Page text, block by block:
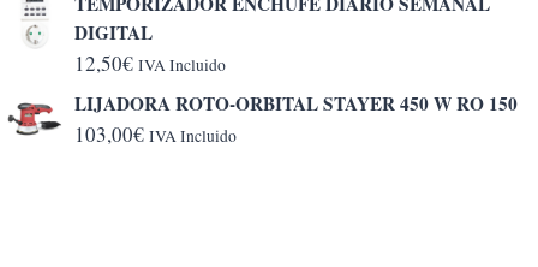
DIGITAL
12,50€ IVA Incluido
LIJADORA ROTO-ORBITAL STAYER 450 W RO 150
103,00€ IVA Incluido